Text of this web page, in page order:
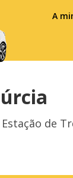
A
English
Italiano
de